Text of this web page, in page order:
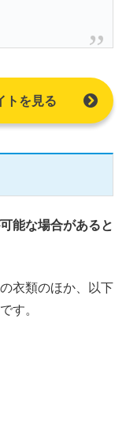
トを見る
能な場合があると
衣類のほか、以下
す。